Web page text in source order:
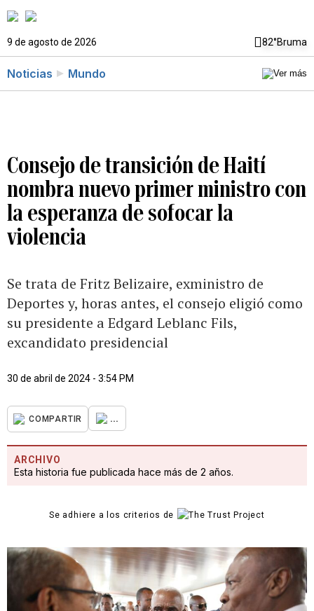
9 de agosto de 2026 82°Bruma
Noticias Mundo
Consejo de transición de Haití
nombra nuevo primer ministro con
la esperanza de sofocar la
violencia
Se trata de Fritz Belizaire, exministro de
Deportes y, horas antes, el consejo eligió como
su presidente a Edgard Leblanc Fils,
excandidato presidencial
30 de abril de 2024 - 3:54 PM
COMPARTIR ...
ARCHIVO
Esta historia fue publicada hace más de 2 años.
Se adhiere a los criterios de